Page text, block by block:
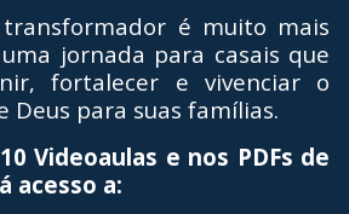
é muito mais
jornada para casais que
fortalecer e vivenciar o
Deus para suas famílias.
Videoaulas e nos PDFs de
acesso a: